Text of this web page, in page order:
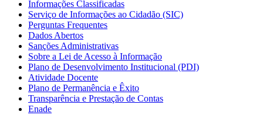
Informações Classificadas
Serviço de Informações ao Cidadão (SIC)
Perguntas Frequentes
Dados Abertos
Sanções Administrativas
Sobre a Lei de Acesso à Informação
Plano de Desenvolvimento Institucional (PDI)
Atividade Docente
Plano de Permanência e Êxito
Transparência e Prestação de Contas
Enade